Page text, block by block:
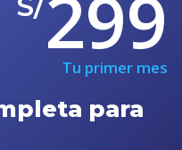
299
Tu primer mes
para